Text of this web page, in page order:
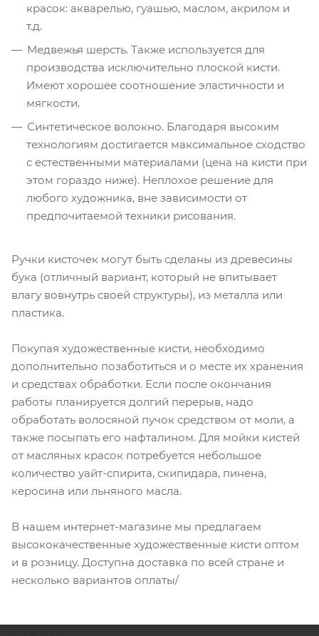
красок: акварелью, гуашью, маслом, акрилом и
т.д.
Медвежья шерсть. Также используется для
производства исключительно плоской кисти.
Имеют хорошее соотношение эластичности и
мягкости.
Синтетическое волокно. Благодаря высоким
технологиям достигается максимальное сходство
с естественными материалами (цена на кисти при
этом гораздо ниже). Неплохое решение для
любого художника, вне зависимости от
предпочитаемой техники рисования.
Ручки кисточек могут быть сделаны из древесины
бука (отличный вариант, который не впитывает
влагу вовнутрь своей структуры), из металла или
пластика.
Покупая художественные кисти, необходимо
дополнительно позаботиться и о месте их хранения
и средствах обработки. Если после окончания
работы планируется долгий перерыв, надо
обработать волосяной пучок средством от моли, а
также посыпать его нафталином. Для мойки кистей
от масляных красок потребуется небольшое
количество уайт-спирита, скипидара, пинена,
керосина или льняного масла.
В нашем интернет-магазине мы предлагаем
высококачественные художественные кисти оптом
и в розницу. Доступна доставка по всей стране и
несколько вариантов оплаты/